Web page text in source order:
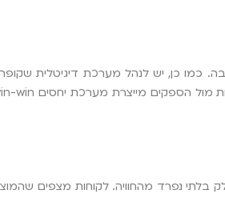
כמו כן, יש לנהל מערכת דיגיטלית
נפרד מהחוויה. לקוחות מצפים